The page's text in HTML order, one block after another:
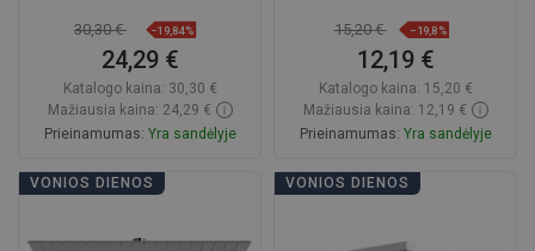
30,30 € −19,84%
24,29 €
Katalogo kaina: 30,30 €
Mažiausia kaina: 24,29 €
Prieinamumas: Yra sandėlyje
Į krepšelį
15,20 € −19,8%
12,19 €
Katalogo kaina: 15,20 €
Mažiausia kaina: 12,19 €
Prieinamumas: Yra sandėlyje
Į krepšelį
VONIOS DIENOS VONIOS DIENOS